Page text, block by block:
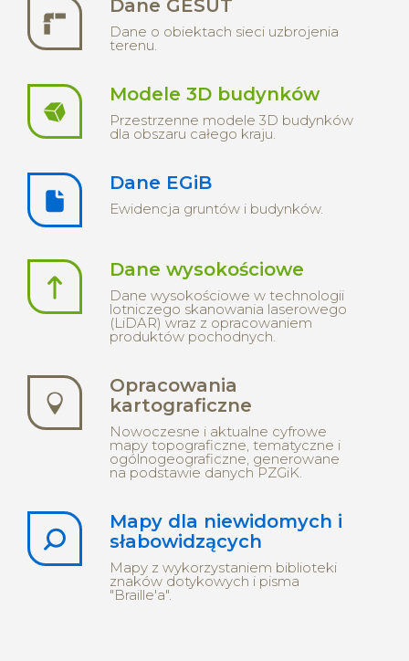
Dane GESUT
Dane o obiektach sieci uzbrojenia
terenu.
Modele 3D budynków
Przestrzenne modele 3D budynków
dla obszaru całego kraju.
Dane EGiB
Ewidencja gruntów i budynków.
Dane wysokościowe
Dane wysokościowe w technologii
lotniczego skanowania laserowego
(LiDAR) wraz z opracowaniem
produktów pochodnych.
Opracowania
kartograficzne
Nowoczesne i aktualne cyfrowe
mapy topograficzne, tematyczne i
ogólnogeograficzne, generowane
na podstawie danych PZGiK.
Mapy dla niewidomych i
słabowidzących
Mapy z wykorzystaniem biblioteki
znaków dotykowych i pisma
"Braille'a".